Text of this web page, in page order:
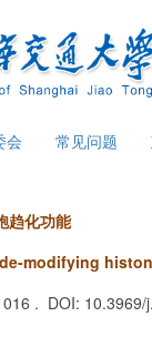
会 常见问题
趋化功能
modifying
. DOI: 10.3969/